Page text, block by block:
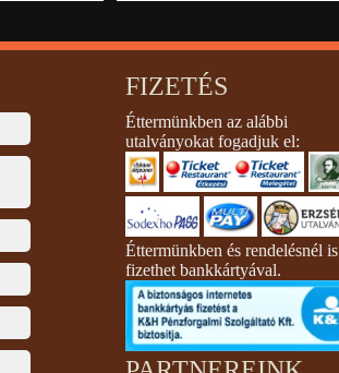
FIZETÉS
Éttermünkben az alábbi
utalványokat fogadjuk el:
Éttermünkben és rendelésnél is
fizethet bankkártyával.